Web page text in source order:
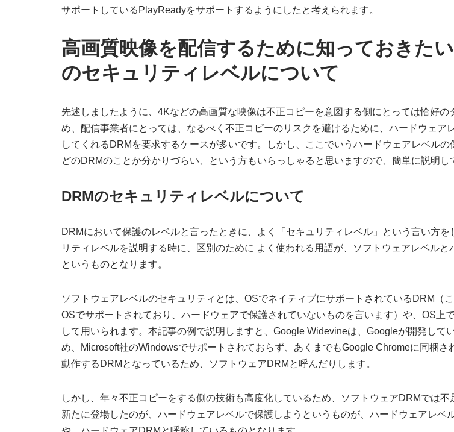
サポートしているPlayReadyをサポートするようにしたと考えられます。
高画質映像を配信するために知っておきた
のセキュリティレベルについて
先述しましたように、4Kなどの高画質な映像は不正コピーを意図する側にとっては恰好の
め、配信事業者にとっては、なるべく不正コピーのリスクを避けるために、ハードウェア
してくれるDRMを要求するケースが多いです。しかし、ここでいうハードウェアレベルの
どのDRMのことか分かりづらい、という方もいらっしゃると思いますので、簡単に説明し
DRMのセキュリティレベルについて
DRMにおいて保護のレベルと言ったときに、よく「セキュリティレベル」という言い方を
リティレベルを説明する時に、区別のために よく使われる用語が、ソフトウェアレベルと
というものとなります。
ソフトウェアレベルのセキュリティとは、OSでネイティブにサポートされているDRM（
OSでサポートされており、ハードウェアで保護されていないものを言います）や、OS上
して用いられます。本記事の例で説明しますと、Google Widevineは、Googleが開発して
め、Microsoft社のWindowsでサポートされておらず、あくまでもGoogle Chromeに同梱さ
動作するDRMとなっているため、ソフトウェアDRMと呼んだりします。
しかし、年々不正コピーをする側の技術も高度化しているため、ソフトウェアDRMでは不
新たに登場したのが、ハードウェアレベルで保護しようというものが、ハードウェアレベ